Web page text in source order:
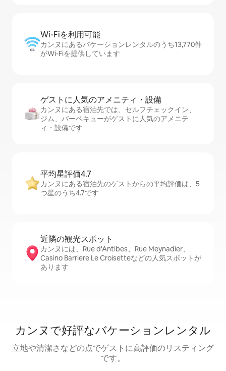
Wi-Fiを利⁠用⁠可⁠能
カンヌにあるバケーションレンタルのうち13,770件
がWi-Fiを提供しています
ゲストに人⁠気⁠のア⁠メ⁠ニ⁠テ⁠ィ・設⁠備
カンヌにある宿泊先では、セ⁠ル⁠フチ⁠ェ⁠ッ⁠ク⁠イ⁠ン、
ジム、バーベキューがゲストに人気のアメニテ
ィ・設備です
平均星評価4.7
カンヌにある宿泊先のゲストからの平均評価は、5
つ星のうち4.7です
近隣の観光ス⁠ポ⁠ッ⁠ト
カンヌには、Rue d'Antibes、Rue Meynadier、
Casino Barriere Le Croisetteなどの人気スポットが
あります
カンヌで好評なバケーションレンタル
立地や清潔さなどの点でゲストに高評価のリスティング
です。